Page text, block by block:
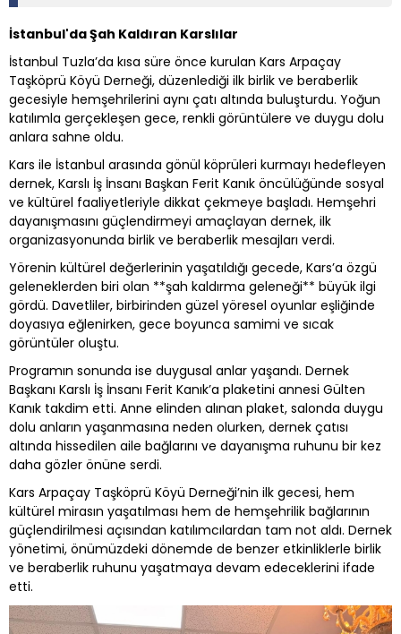
İstanbul'da Şah Kaldıran Karslılar
İstanbul Tuzla’da kısa süre önce kurulan Kars Arpaçay
Taşköprü Köyü Derneği, düzenlediği ilk birlik ve beraberlik
gecesiyle hemşehrilerini aynı çatı altında buluşturdu. Yoğun
katılımla gerçekleşen gece, renkli görüntülere ve duygu dolu
anlara sahne oldu.
Kars ile İstanbul arasında gönül köprüleri kurmayı hedefleyen
dernek, Karslı İş İnsanı Başkan Ferit Kanık öncülüğünde sosyal
ve kültürel faaliyetleriyle dikkat çekmeye başladı. Hemşehri
dayanışmasını güçlendirmeyi amaçlayan dernek, ilk
organizasyonunda birlik ve beraberlik mesajları verdi.
Yörenin kültürel değerlerinin yaşatıldığı gecede, Kars’a özgü
geleneklerden biri olan **şah kaldırma geleneği** büyük ilgi
gördü. Davetliler, birbirinden güzel yöresel oyunlar eşliğinde
doyasıya eğlenirken, gece boyunca samimi ve sıcak
görüntüler oluştu.
Programın sonunda ise duygusal anlar yaşandı. Dernek
Başkanı Karslı İş İnsanı Ferit Kanık’a plaketini annesi Gülten
Kanık takdim etti. Anne elinden alınan plaket, salonda duygu
dolu anların yaşanmasına neden olurken, dernek çatısı
altında hissedilen aile bağlarını ve dayanışma ruhunu bir kez
daha gözler önüne serdi.
Kars Arpaçay Taşköprü Köyü Derneği’nin ilk gecesi, hem
kültürel mirasın yaşatılması hem de hemşehrilik bağlarının
güçlendirilmesi açısından katılımcılardan tam not aldı. Dernek
yönetimi, önümüzdeki dönemde de benzer etkinliklerle birlik
ve beraberlik ruhunu yaşatmaya devam edeceklerini ifade
etti.